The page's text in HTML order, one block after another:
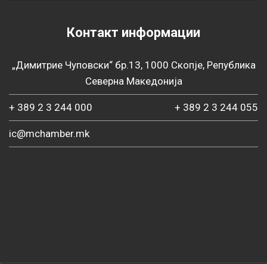
Контакт информации
„Димитрие Чуповски“ бр.13, 1000 Скопје, Република
Северна Македонија
+ 389 2 3 244 000 + 389 2 3 244 055
ic@mchamber.mk